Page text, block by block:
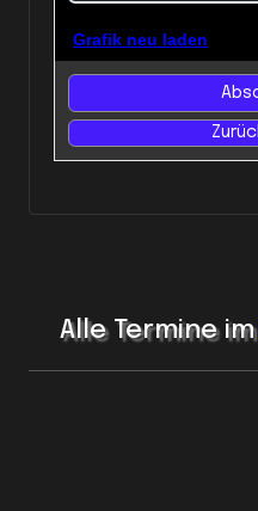
Grafik neu laden
Alle Termine im